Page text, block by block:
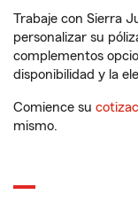
Trabaje con Sierra
personalizar su
complementos
disponibilidad y la
Comience su
mismo.